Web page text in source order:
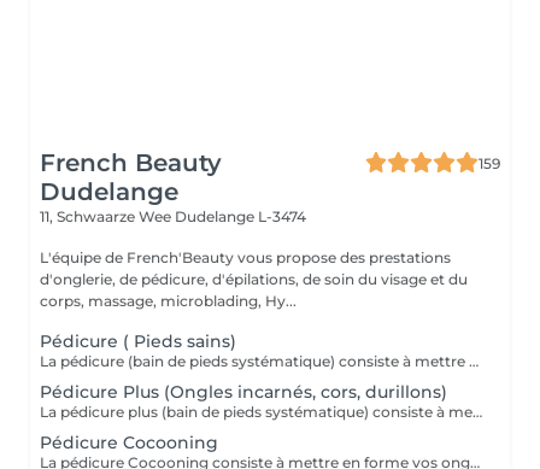
French Beauty
Dudelange
159
11, Schwaarze Wee Dudelange L-3474
L'équipe de French'Beauty vous propose des prestations
d'onglerie, de pédicure, d'épilations, de soin du visage et du
corps, massage, microblading, Hy...
Pédicure ( Pieds sains)
La pédicure (bain de pieds systématique) consiste à mettre en forme vos ongles, retirer les cuticules, ainsi que toutes les callosités uniquement à la rape.
Pédicure Plus (Ongles incarnés, cors, durillons)
La pédicure plus (bain de pieds systématique) consiste à mettre en forme vos ongles, retirer les cuticules, ainsi que toutes les callosités et éventuels problèmes douloureux comme des cors, durillons, ongles incarnés. ( Utilisation du bistouris)
Pédicure Cocooning
La pédicure Cocooning consiste à mettre en forme vos ongles, retirer les cuticules ainsi que les callosités. Un gommage et un masque ainsi qu'un massage viennent compléter ce soin.